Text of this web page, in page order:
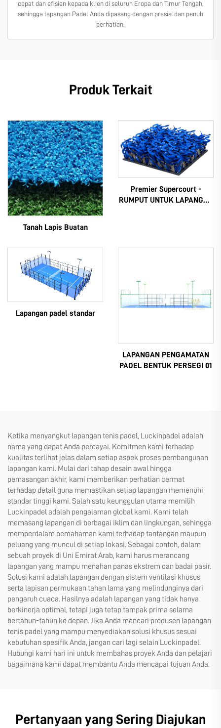
cepat dan efisien kepada klien di seluruh Eropa dan Timur Tengah,
sehingga lapangan Padel Anda dipasang dengan presisi dan penuh
perhatian.
Produk Terkait
Tanah Lapis Buatan
Premier Supercourt -
RUMPUT UNTUK LAPANGAN
Lapangan padel standar
LAPANGAN PENGAMATAN
PADEL BENTUK PERSEGI 01
Ketika menyangkut lapangan tenis padel, Luckinpadel adalah
nama yang dapat Anda percayai. Komitmen kami terhadap
kualitas terlihat jelas dalam setiap aspek proses pembangunan
lapangan kami. Mulai dari tahap desain awal hingga
pemasangan akhir, kami memberikan perhatian cermat
terhadap detail guna memastikan setiap lapangan memenuhi
standar tinggi kami. Salah satu keunggulan utama memilih
Luckinpadel adalah pengalaman global kami. Kami telah
memasang lapangan di berbagai iklim dan lingkungan, sehingga
memperdalam pemahaman kami terhadap tantangan maupun
peluang yang muncul di setiap lokasi. Sebagai contoh, dalam
sebuah proyek di Uni Emirat Arab, kami harus merancang
lapangan yang mampu menahan panas ekstrem dan badai pasir.
Solusi kami adalah lapangan dengan sistem ventilasi khusus
serta lapisan permukaan tahan lama yang melindunginya dari
pengaruh cuaca. Hasilnya adalah lapangan yang tidak hanya
berkinerja optimal, tetapi juga tetap tampak prima selama
bertahun-tahun ke depan. Jika Anda mencari produsen lapangan
tenis padel yang mampu menyediakan solusi khusus sesuai
kebutuhan spesifik Anda, jangan cari lagi selain Luckinpadel.
Hubungi kami hari ini untuk membahas proyek Anda dan pelajari
bagaimana kami dapat membantu Anda mencapai tujuan Anda.
Pertanyaan yang Sering Diajukan